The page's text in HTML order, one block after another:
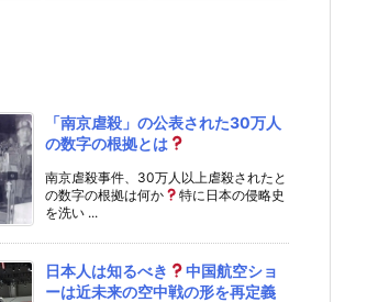
「南京虐殺」の公表された30万人
の数字の根拠とは
南京虐殺事件、30万人以上虐殺されたと
の数字の根拠は何か
特に日本の侵略史
を洗い ...
日本人は知るべき
中国航空ショ
ーは近未来の空中戦の形を再定義